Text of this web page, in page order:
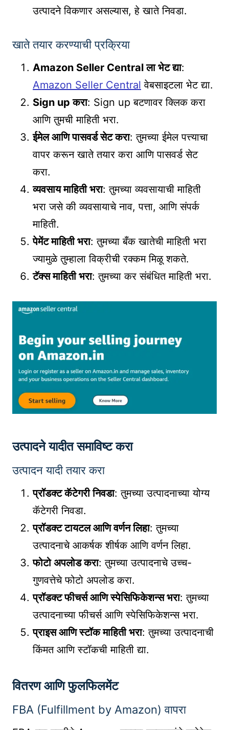
उत्पादने विकणार असल्यास, हे खाते निवडा.
खाते तयार करण्याची प्रक्रिया
Amazon Seller Central ला भेट द्या:
Amazon Seller Central वेबसाइटला भेट द्या.
Sign up करा: Sign up बटणावर क्लिक करा
आणि तुमची माहिती भरा.
ईमेल आणि पासवर्ड सेट करा: तुमच्या ईमेल पत्त्याचा
वापर करून खाते तयार करा आणि पासवर्ड सेट
करा.
व्यवसाय माहिती भरा: तुमच्या व्यवसायाची माहिती
भरा जसे की व्यवसायाचे नाव, पत्ता, आणि संपर्क
माहिती.
पेमेंट माहिती भरा: तुमच्या बँक खातेची माहिती भरा
ज्यामुळे तुम्हाला विक्रीची रक्कम मिळू शकते.
टॅक्स माहिती भरा: तुमच्या कर संबंधित माहिती भरा.
उत्पादने यादीत समाविष्ट करा
उत्पादन यादी तयार करा
प्रॉडक्ट कॅटेगरी निवडा: तुमच्या उत्पादनाच्या योग्य
कॅटेगरी निवडा.
प्रॉडक्ट टायटल आणि वर्णन लिहा: तुमच्या
उत्पादनाचे आकर्षक शीर्षक आणि वर्णन लिहा.
फोटो अपलोड करा: तुमच्या उत्पादनाचे उच्च-
गुणवत्तेचे फोटो अपलोड करा.
प्रॉडक्ट फीचर्स आणि स्पेसिफिकेशन्स भरा: तुमच्या
उत्पादनाच्या फीचर्स आणि स्पेसिफिकेशन्स भरा.
प्राइस आणि स्टॉक माहिती भरा: तुमच्या उत्पादनाची
किंमत आणि स्टॉकची माहिती द्या.
वितरण आणि फुलफिलमेंट
FBA (Fulfillment by Amazon) वापरा